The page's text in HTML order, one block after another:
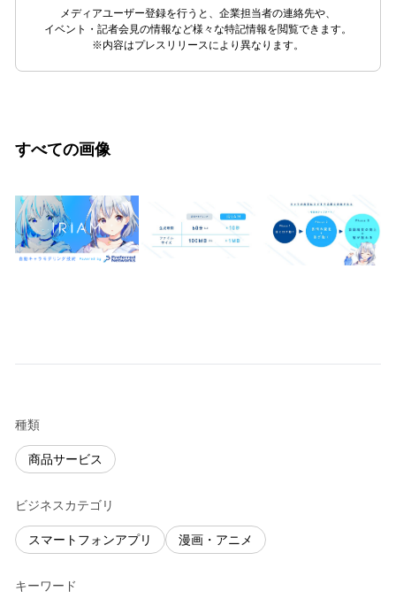
メディアユーザー登録を行うと、企業担当者の連絡先や、
イベント・記者会見の情報など様々な特記情報を閲覧できます。
※内容はプレスリリースにより異なります。
すべての画像
種類
商品サービス
ビジネスカテゴリ
スマートフォンアプリ 漫画・アニメ
キーワード